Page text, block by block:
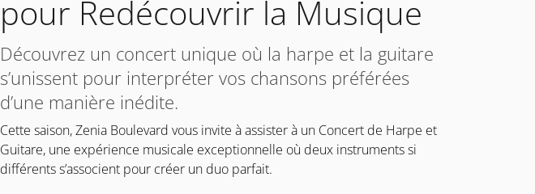
pour Redécouvrir la Musique
Découvrez un concert unique où la harpe et la guitare
s’unissent pour interpréter vos chansons préférées
d’une manière inédite.
Cette saison, Zenia Boulevard vous invite à assister à un Concert de Harpe et
Guitare, une expérience musicale exceptionnelle où deux instruments si
différents s’associent pour créer un duo parfait.